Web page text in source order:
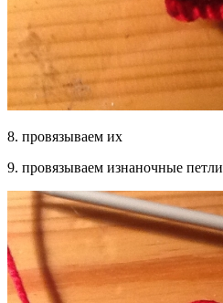
8. провязываем их
9. провязываем изнаночные петли